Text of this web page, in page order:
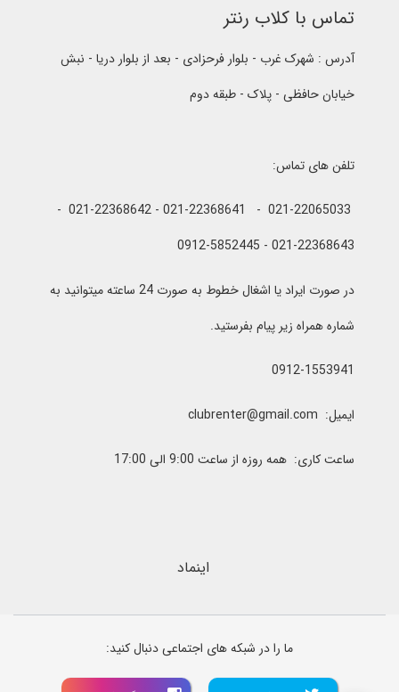
تماس با کلاب رنتر
آدرس : شهرک غرب - بلوار فرحزادی - بعد از بلوار دریا - نبش
خیابان حافظی - پلاک - طبقه دوم
تلفن های تماس:
021-22065033 - 021-22368641 - 021-22368642 -
021-22368643 - 0912-5852445
در صورت ایراد یا اشغال خطوط به صورت 24 ساعته میتوانید به
شماره همراه زیر پیام بفرستید.
0912-1553941
ایمیل: clubrenter@gmail.com
ساعت کاری: همه روزه از ساعت 9:00 الی 17:00
اینماد
ما را در شبکه های اجتماعی دنبال کنید: